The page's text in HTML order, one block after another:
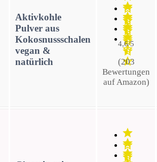
Aktivkohle
Pulver aus
Kokosnussschalen
vegan &
natürlich
4,6/5
(203
Bewertungen
auf Amazon)